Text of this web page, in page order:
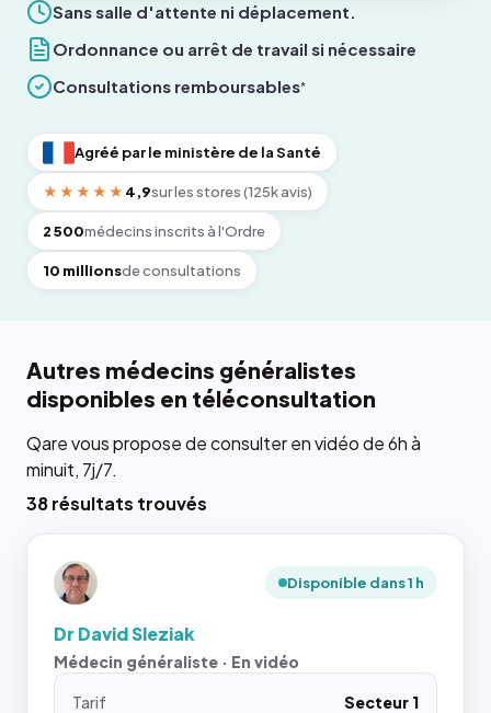
Sans salle d'attente ni déplacement.
Ordonnance ou arrêt de travail si nécessaire
Consultations remboursables*
Agréé par le ministère de la Santé
★★★★★ 4,9sur les stores (125k avis)
2 500médecins inscrits à l'Ordre
10 millionsde consultations
Autres médecins généralistes
disponibles en téléconsultation
Qare vous propose de consulter en vidéo de 6h à
minuit, 7j/7.
38 résultats trouvés
Disponible dans 1 h
Dr David Sleziak
Médecin généraliste · En vidéo
Tarif
Secteur 1